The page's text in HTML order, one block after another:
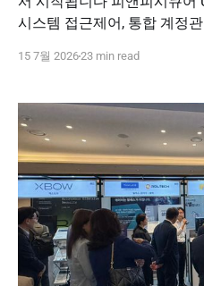
시스템 접근제어, 통합 계정
리합니다. 통합 접근제어 문의하기 Financial Zero Trust &
계정관리가 필요한
15 7월 202623 min read